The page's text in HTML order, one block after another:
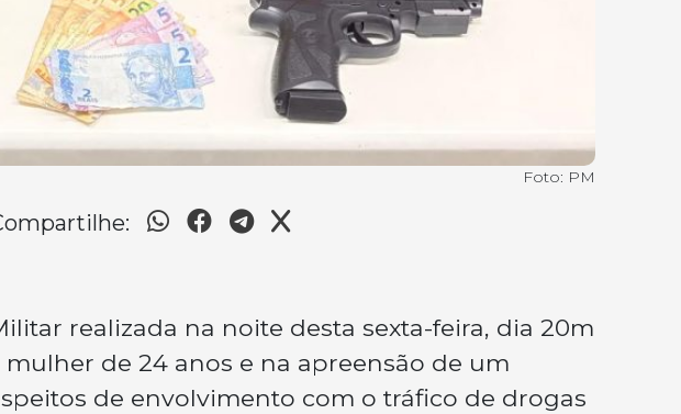
Foto: PM
realizada na noite desta sexta-feira, dia 20m
de 24 anos e na apreensão de um
de envolvimento com o tráfico de drogas